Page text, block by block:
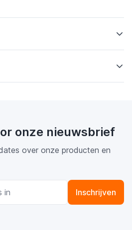
onze nieuwsbrief
over onze producten en
Inschrijven